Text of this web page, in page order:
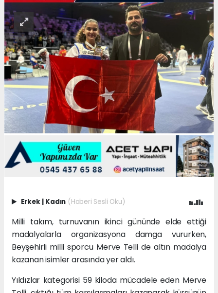
Erkek | Kadın (Haberi Sesli Oku)
Milli takım, turnuvanın ikinci gününde elde ettiği
madalyalarla organizasyona damga vururken,
Beyşehirli milli sporcu Merve Telli de altın madalya
kazanan isimler arasında yer aldı.
Yıldızlar kategorisi 59 kiloda mücadele eden Merve